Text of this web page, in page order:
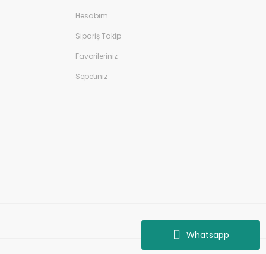
Whatsapp
Hesabım
Sipariş Takip
Favorileriniz
Sepetiniz